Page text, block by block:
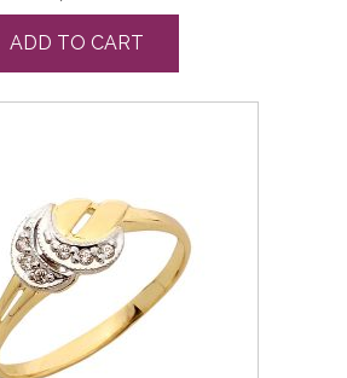
ADD TO CART